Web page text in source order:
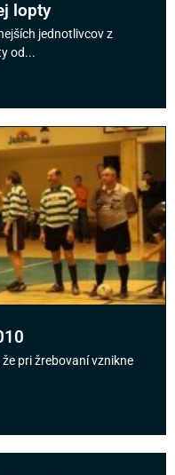
lopty
jednotlivcov z
od...
pri žrebovaní vznikne